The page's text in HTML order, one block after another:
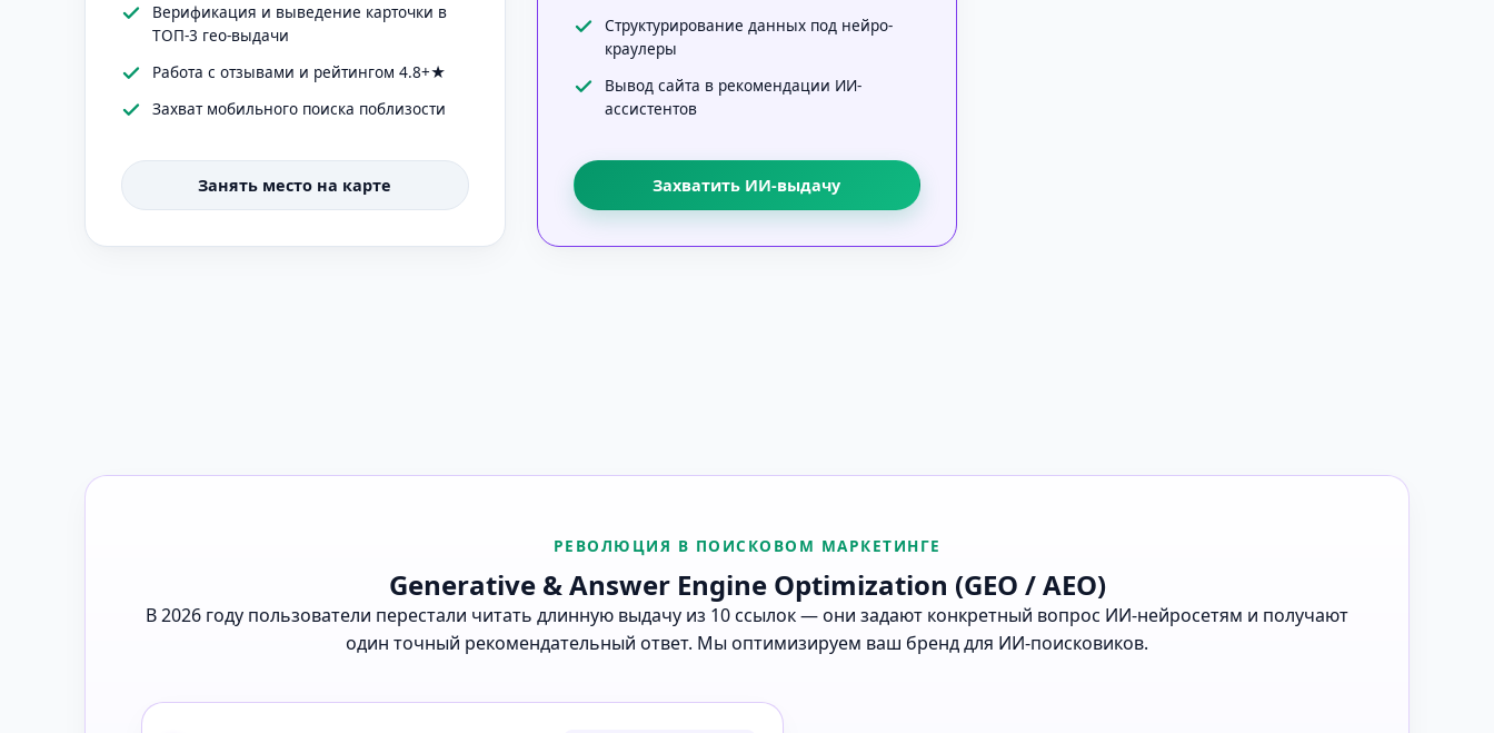
Верификация и выведение карточки в
ТОП-3 гео-выдачи
Работа с отзывами и рейтингом 4.8+★
Захват мобильного поиска поблизости
Занять место на карте
Структурирование данных под нейро-
краулеры
Вывод сайта в рекомендации ИИ-
ассистентов
Захватить ИИ-выдачу
РЕВОЛЮЦИЯ В ПОИСКОВОМ МАРКЕТИНГЕ
Generative & Answer Engine Optimization (GEO / AEO)
В 2026 году пользователи перестали читать длинную выдачу из 10 ссылок — они задают конкретный вопрос ИИ-нейросетям и получают
один точный рекомендательный ответ. Мы оптимизируем ваш бренд для ИИ-поисковиков.